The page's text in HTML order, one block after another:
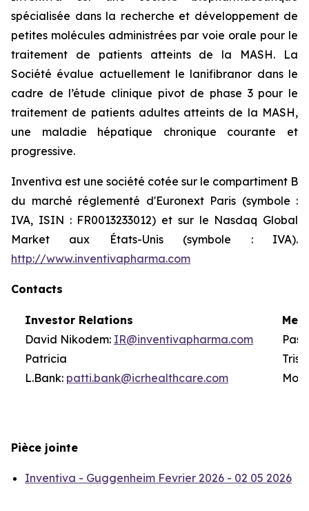
spécialisée dans la recherche et développement de
petites molécules administrées par voie orale pour le
traitement de patients atteints de la MASH. La
Société évalue actuellement le lanifibranor dans le
cadre de l’étude clinique pivot de phase 3 pour le
traitement de patients adultes atteints de la MASH,
une maladie hépatique chronique courante et
progressive.
Inventiva est une société cotée sur le compartiment B
du marché réglementé d'Euronext Paris (symbole :
IVA, ISIN : FR0013233012) et sur le Nasdaq Global
Market aux États-Unis (symbole : IVA).
http://www.inventivapharma.com
Contacts
Investor Relations
David Nikodem: IR@inventivapharma.com
Patricia
L.Bank: patti.bank@icrhealthcare.com
Pièce jointe
Inventiva - Guggenheim Fevrier 2026 - 02 05 2026